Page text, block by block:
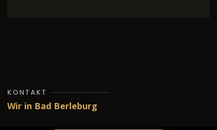
KONTAKT
Wir in Bad Berleburg